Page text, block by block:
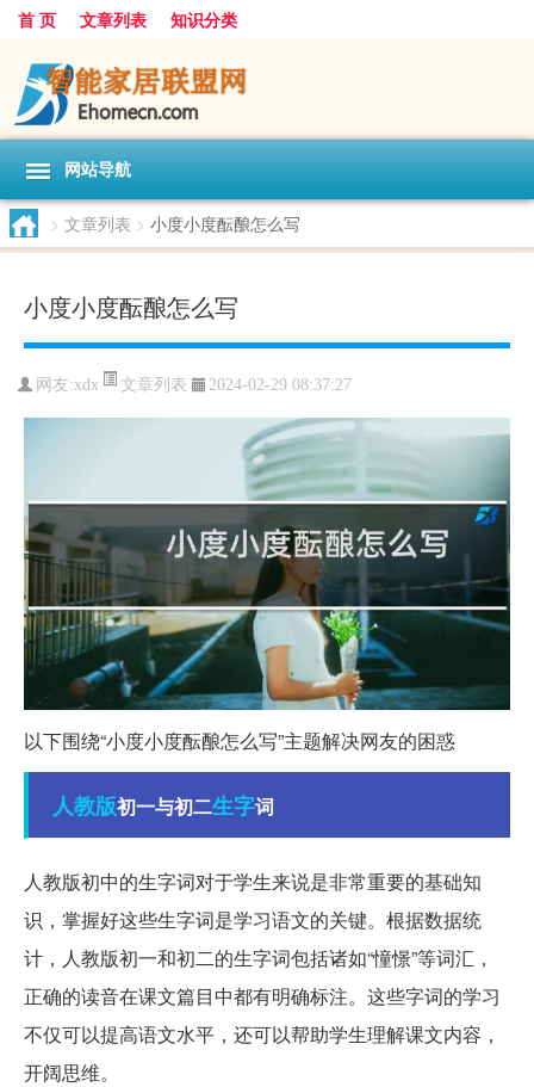
首 页 文章列表 知识分类
网站导航
> 文章列表 > 小度小度酝酿怎么写
小度小度酝酿怎么写
网友:xdx 文章列表 2024-02-29 08:37:27
以下围绕“小度小度酝酿怎么写”主题解决网友的困惑
人教版初一与初二生字词
人教版初中的生字词对于学生来说是非常重要的基础知
识，掌握好这些生字词是学习语文的关键。根据数据统
计，人教版初一和初二的生字词包括诸如“憧憬”等词汇，
正确的读音在课文篇目中都有明确标注。这些字词的学习
不仅可以提高语文水平，还可以帮助学生理解课文内容，
开阔思维。